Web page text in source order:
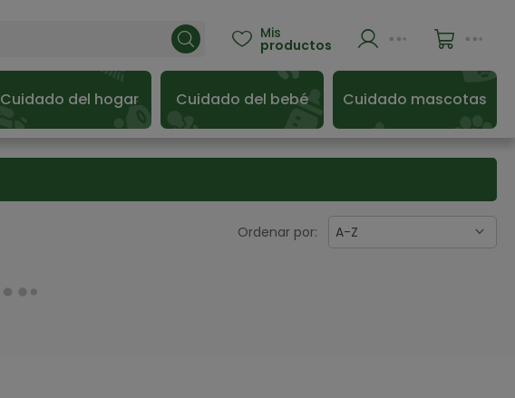
 Mis
productos
Cuidado del hogar Cuidado del bebé Cuidado mascotas
Ordenar por: A-Z